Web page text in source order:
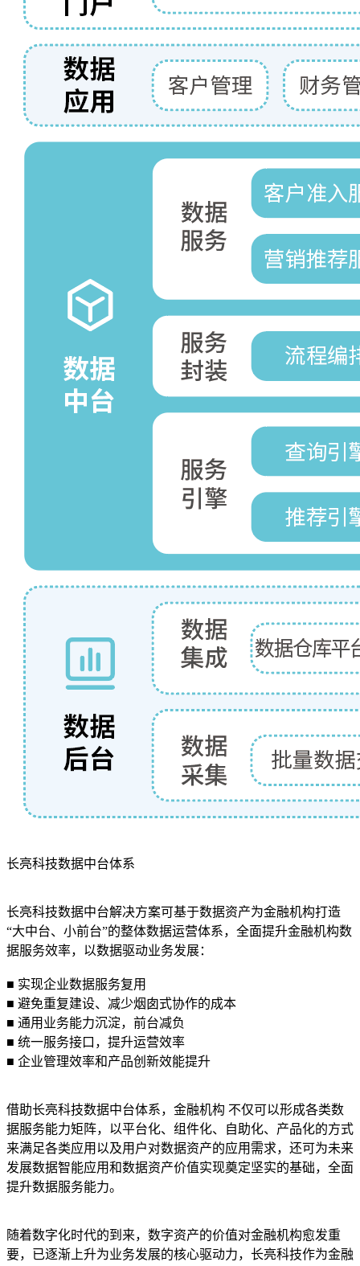
长亮科技数据中台体系
长亮科技数据中台解决方案可基于数据资产为金融机构打造
“大中台、小前台”的整体数据运营体系，全面提升金融机构数
据服务效率，以数据驱动业务发展：
■ 实现企业数据服务复用
■ 避免重复建设、减少烟囱式协作的成本
■ 通用业务能力沉淀，前台减负
■ 统一服务接口，提升运营效率
■ 企业管理效率和产品创新效能提升
借助长亮科技数据中台体系，金融机构 不仅可以形成各类数
据服务能力矩阵，以平台化、组件化、自助化、产品化的方式
来满足各类应用以及用户对数据资产的应用需求，还可为未来
发展数据智能应用和数据资产价值实现奠定坚实的基础，全面
提升数据服务能力。
随着数字化时代的到来，数字资产的价值对金融机构愈发重
要，已逐渐上升为业务发展的核心驱动力，长亮科技作为金融